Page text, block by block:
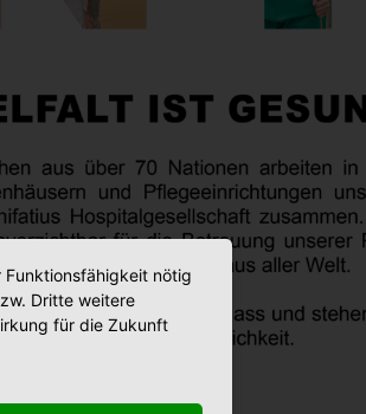
Funktionsfähigkeit nötig
Dritte weitere
für die Zukunft